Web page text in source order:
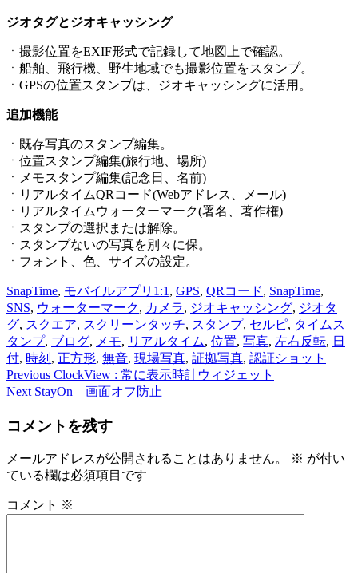
ジオタグとジオキャッシング
ㆍ撮影位置をEXIF形式で記録して地図上で確認。
ㆍ船舶、飛行機、野生地域でも撮影位置をスタンプ。
ㆍGPSの位置スタンプは、ジオキャッシングに活用。
追加機能
ㆍ既存写真のスタンプ編集。
ㆍ位置スタンプ編集(旅行地、場所)
ㆍメモスタンプ編集(記念日、名前)
ㆍリアルタイムQRコード(Webアドレス、メール)
ㆍリアルタイムウォーターマーク(署名、著作権)
ㆍスタンプの選択または解除。
ㆍスタンプないの写真を別々に保。
ㆍフォント、色、サイズの設定。
SnapTime, モバイルアプリ 1:1 , GPS, QRコード, SnapTime,
SNS, ウォーターマーク, カメラ, ジオキャッシング, ジオタ
グ, スクエア, スクリーンタッチ, スタンプ, セルピ, タイムス
タンプ, ブログ, メモ, リアルタイム, 位置, 写真, 左右反転, 日
付, 時刻 , 正方形, 無音, 現場写真, 証拠写真, 認証ショット
投
稿
ナ
ビ
ゲ
ー
Previous Previous
post:
ClockView : 常に表示時計ウィジェット
Next Next
StayOn – 画面オフ防止
コメントを残す
メールアドレスが公開されることはありません。 ※ が付い
ている欄は必須項目です
コメント ※